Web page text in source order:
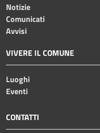
Notizie
Comunicati
Avvisi
VIVERE IL COMUNE
Luoghi
Eventi
CONTATTI